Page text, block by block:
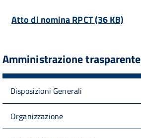
Atto di nomina RPCT (36 KB)
Amministrazione trasparente
Disposizioni Generali
Organizzazione